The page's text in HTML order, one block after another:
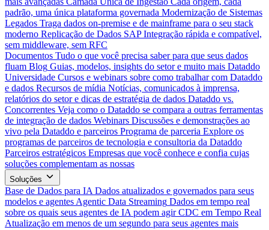
padrão, uma única plataforma governada Modernização de Sistemas
Legados Traga dados on-premise e de mainframe para o seu stack
moderno Replicação de Dados SAP Integração rápida e compatível,
sem middleware, sem RFC
Documentos Tudo o que você precisa saber para que seus dados
fluam Blog Guias, modelos, insights do setor e muito mais Dataddo
Universidade Cursos e webinars sobre como trabalhar com Dataddo
e dados Recursos de mídia Notícias, comunicados à imprensa,
relatórios do setor e dicas de estratégia de dados Dataddo vs.
Concorrentes Veja como o Dataddo se compara a outras ferramentas
de integração de dados Webinars Discussões e demonstrações ao
vivo pela Dataddo e parceiros Programa de parceria Explore os
programas de parceiros de tecnologia e consultoria da Dataddo
Parceiros estratégicos Empresas que você conhece e confia cujas
soluções complementam as nossas
Soluções
Base de Dados para IA Dados atualizados e governados para seus
modelos e agentes Agentic Data Streaming Dados em tempo real
sobre os quais seus agentes de IA podem agir CDC em Tempo Real
Atualização em menos de um segundo para seus agentes mais